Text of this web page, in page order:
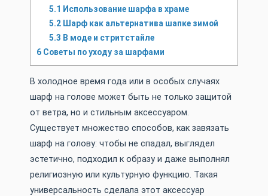
5.1 Использование шарфа в храме
5.2Шарф как альтернатива шапке зимой
5.3 В моде и стритстайле
6 Советы по уходу за шарфами
В холодное время года или в особых случаях
шарф на голове может быть не только защитой
от ветра, но и стильным аксессуаром.
Существует множество способов, как завязать
шарф на голову: чтобы не спадал, выглядел
эстетично, подходил к образу и даже выполнял
религиозную или культурную функцию. Такая
универсальность сделала этот аксессуар